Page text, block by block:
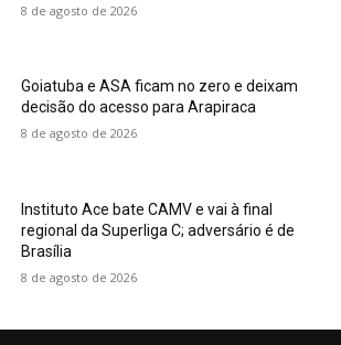
8 de agosto de 2026
Goiatuba e ASA ficam no zero e deixam
decisão do acesso para Arapiraca
8 de agosto de 2026
Instituto Ace bate CAMV e vai à final
regional da Superliga C; adversário é de
Brasília
8 de agosto de 2026